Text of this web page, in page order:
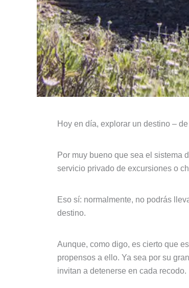
Hoy en día, explorar un destino –
Por muy bueno que sea el sistema
servicio privado de excursiones o
Eso sí: normalmente, no podrás
destino.
Aunque, como digo, es cierto que
propensos a ello. Ya sea por su
invitan a detenerse en cada recodo.